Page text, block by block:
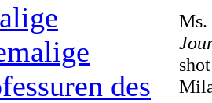
des
Ms.